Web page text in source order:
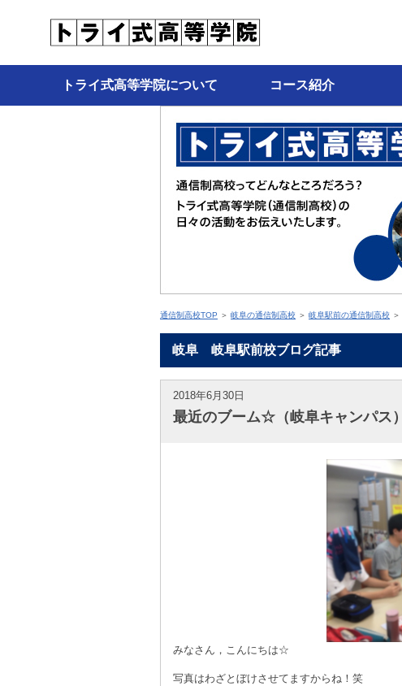
トライ式高等学院について コース紹介
通信制高校TOP ＞ 岐阜の通信制高校 ＞ 岐阜駅前の通信制高校 ＞
岐阜 岐阜駅前校ブログ記事
2018年6月30日
最近のブーム☆（岐阜キャンパス）
みなさん，こんにちは☆
写真はわざとぼけさせてますからね！笑